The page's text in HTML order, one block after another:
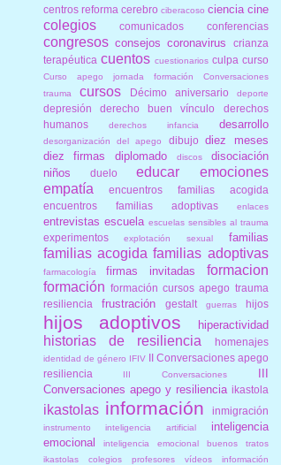
centros reforma cerebro ciberacoso ciencia cine
colegios comunicados conferencias
congresos consejos coronavirus
crianza
terapéutica cuentos cuestionarios culpa curso
Curso apego jornada formación Conversaciones
trauma
cursos Décimo aniversario deporte
depresión derecho buen vínculo
derechos
humanos
derechos infancia desarrollo
desorganización del apego dibujo diez meses
diez firmas
diplomado discos
disociación
niños
duelo educar
emociones
empatía
encuentros familias acogida
encuentros familias adoptivas
enlaces
entrevistas escuela escuelas sensibles al trauma
experimentos explotación sexual familias
familias acogida familias adoptivas
farmacología firmas invitadas
formacion
formación formación cursos apego trauma
resiliencia
frustración gestalt guerras hijos
hijos adoptivos hiperactividad
historias de resiliencia homenajes
identidad de género IFIV II Conversaciones apego
resiliencia
III Conversaciones
III
Conversaciones apego y resiliencia ikastola
ikastolas información inmigración
instrumento inteligencia artificial
inteligencia
emocional
inteligencia emocional buenos tratos
ikastolas colegios profesores vídeos información